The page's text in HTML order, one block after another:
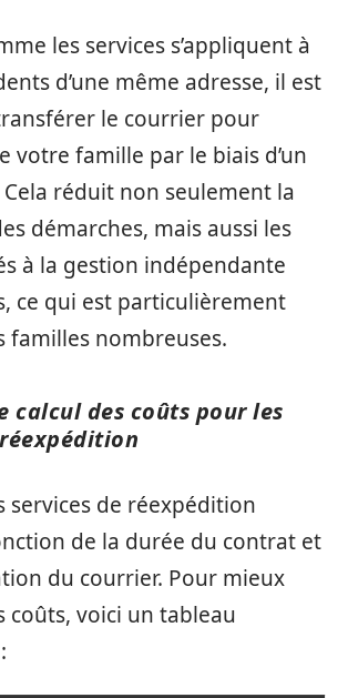
les services s’appliquent à
d’une même adresse, il est
le courrier pour
votre famille par le biais d’un
réduit non seulement la
démarches, mais aussi les
à la gestion indépendante
ce qui est particulièrement
familles nombreuses.
calcul des coûts pour les
services de réexpédition
de la durée du contrat et
du courrier. Pour mieux
coûts, voici un tableau